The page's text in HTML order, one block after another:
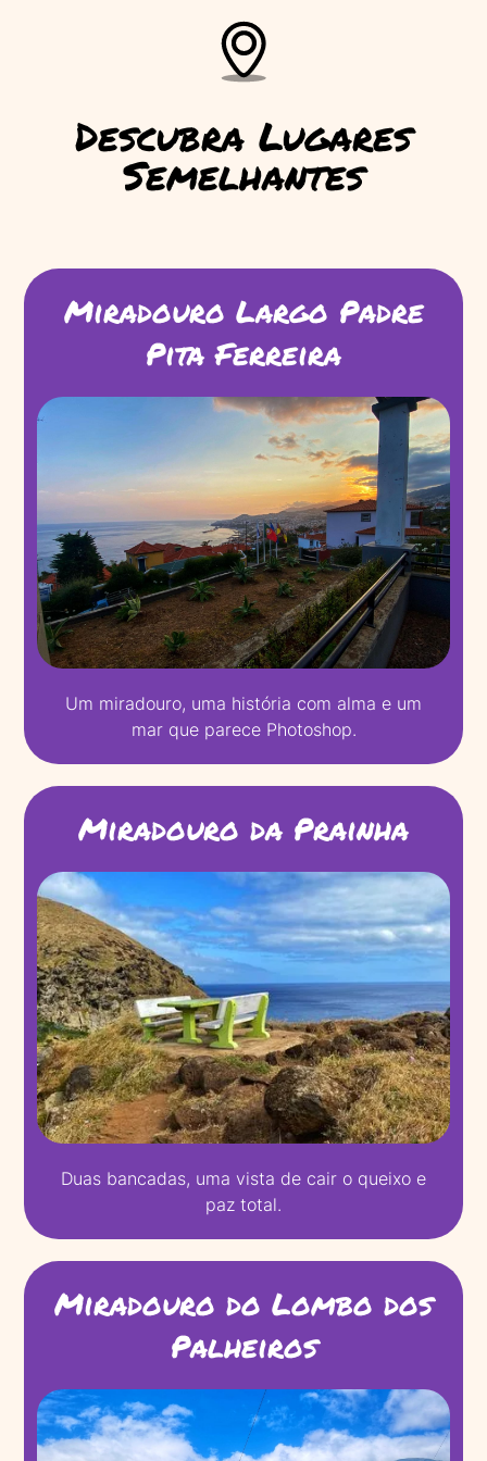
Descubra Lugares
Semelhantes
Miradouro Largo Padre
Pita Ferreira
Um miradouro, uma história com alma e um
mar que parece Photoshop.
Miradouro da Prainha
Duas bancadas, uma vista de cair o queixo e
paz total.
Miradouro do Lombo dos
Palheiros